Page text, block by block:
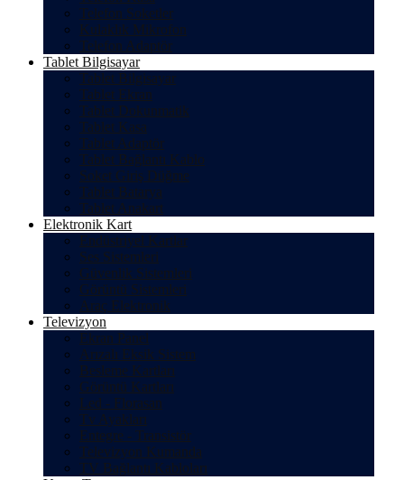
Telefon Soketler
Kulaklık Mikrofon
Telefon Adaptör
Tablet Bilgisayar
Tablet Bilgisayar
Tablet Ekran
Tablet Dokunmatik
Tablet Kasa
Tablet Adaptör
Tablet Bağlantı Kablo
Soket Giriş Düğme
Tablet Batarya
Tablet Anakart
Elektronik Kart
Endüstriyel Kartlar
Ses Sistemleri
Güvenlik Sistemleri
Görüntü Sistemleri
Araç Elektronik
Televizyon
Ekran Panel
Arızalı Eksik Sistem
Besleme Kartları
Görüntü Kartları
Led - Florasan
Tv Ayakları
Entegre - Transistör
Televizyon Kumanda
TV Bağlantı Kabloları